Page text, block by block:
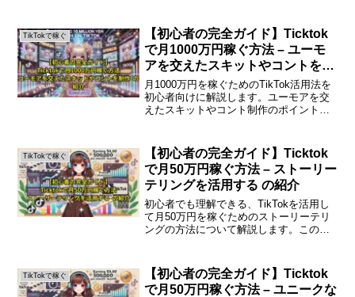
TikTokで稼ぐ
【初心者の完全ガイド】Ticktok
で月1000万円稼ぐ方法 – ユーモ
アを交えたスキットやコントを制
作 の紹介
月1000万円を稼ぐためのTikTok活用法を
初心者向けに解説します。ユーモアを交
えたスキットやコント制作のポイントを
TikTokは、短い動画を通じて自分のクリ
エイ...
TikTokで稼ぐ
【初心者の完全ガイド】Ticktok
で月50万円稼ぐ方法 – ストーリー
テリングを活用する の紹介
初心者でも理解できる、TikTokを活用し
て月50万円を稼ぐためのストーリーテリ
ングの方法について解説します。この記
にTikTokは、短い動画を通じて多くの
人々に影響を...
TikTokで稼ぐ
【初心者の完全ガイド】Ticktok
で月50万円稼ぐ方法 – ユニークな